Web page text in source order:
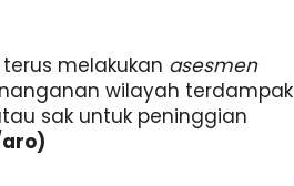
melakukan asesmen
wilayah terdampak
sak untuk peninggian